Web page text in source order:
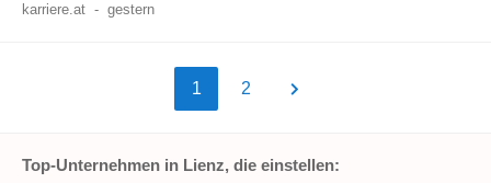
karriere.at - gestern
1 2
Top-Unternehmen in Lienz, die einstellen: